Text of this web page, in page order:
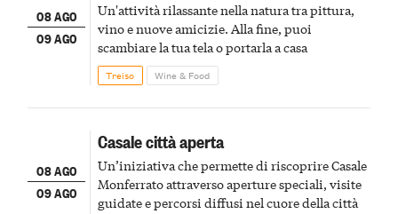
08 AGO
09 AGO
Un'attività rilassante nella natura tra pittura,
vino e nuove amicizie. Alla fine, puoi
scambiare la tua tela o portarla a casa
Treiso Wine & Food
08 AGO
09 AGO
Casale città aperta
Un’iniziativa che permette di riscoprire Casale
Monferrato attraverso aperture speciali, visite
guidate e percorsi diffusi nel cuore della città